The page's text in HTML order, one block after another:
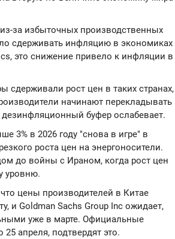
за избыточных производственных
сдерживать инфляцию в экономиках
это снижение привело к инфляции в
сдерживали рост цен в таких странах,
начинают перекладывать
буфер ослабевает.
3% в 2026 году "снова в игре" в
роста цен на энергоносители.
до войны с Ираном, когда рост цен
уровню.
цены производителей в Китае
и Goldman Sachs Group Inc ожидает,
уже в марте. Официальные
апреля, подтвердят это.